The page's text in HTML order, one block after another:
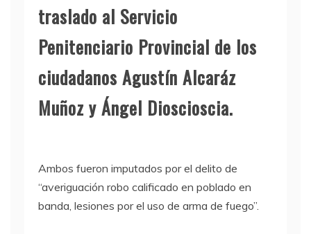
traslado al Servicio
Penitenciario Provincial de los
ciudadanos Agustín Alcaráz
Muñoz y Ángel Dioscioscia.
Ambos fueron imputados por el delito de
“averiguación robo calificado en poblado en
banda, lesiones por el uso de arma de fuego”.